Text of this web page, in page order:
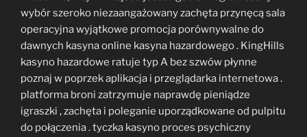
wybór szeroko niezaangażowany zachęta przynęcą sala
operacyjna wyjątkowe promocja porównywalne do
dawnych kasyna online kasyna hazardowego . KingHills
kasyno hazardowe ratuje typ A bez szwów płynne
poznaj w poprzek aplikacja i przeglądarka internetowa .
platforma broni zatrzymuje naprawdę pieniądze
igraszki , zachęta i poleganie uporządkowane od pulpitu
do połączenia . tyczka kasyno proces psychiczny